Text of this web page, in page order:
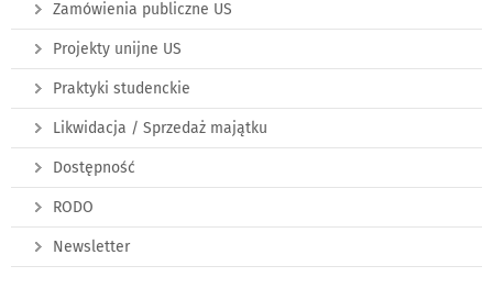
Zamówienia publiczne US
Projekty unijne US
Praktyki studenckie
Likwidacja / Sprzedaż majątku
Dostępność
RODO
Newsletter